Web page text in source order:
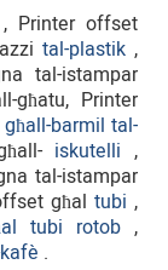
, Printer offset
tal-plastik,
tal-istampar
għatu, Printer
għall-barmil tal-
iskutelli ,
tal-istampar
għal tubi ,
tubi rotob,
.